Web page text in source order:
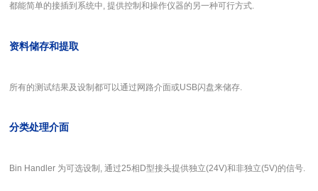
都能简单的接插到系统中, 提供控制和操作仪器的另一种可行方式.
资料储存和提取
所有的测试结果及设制都可以通过网路介面或USB闪盘来储存.
分类处理介面
Bin Handler 为可选设制, 通过25相D型接头提供独立(24V)和非独立(5V)的信号.